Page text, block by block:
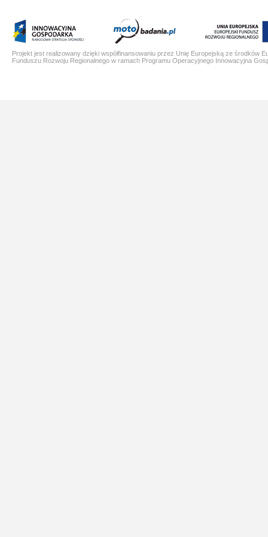
Projekt jest realizowany dzięki współfinansowaniu przez Unię Europejską ze środków
Funduszu Rozwoju Regionalnego w ramach Programu Operacyjnego Innowacyjna